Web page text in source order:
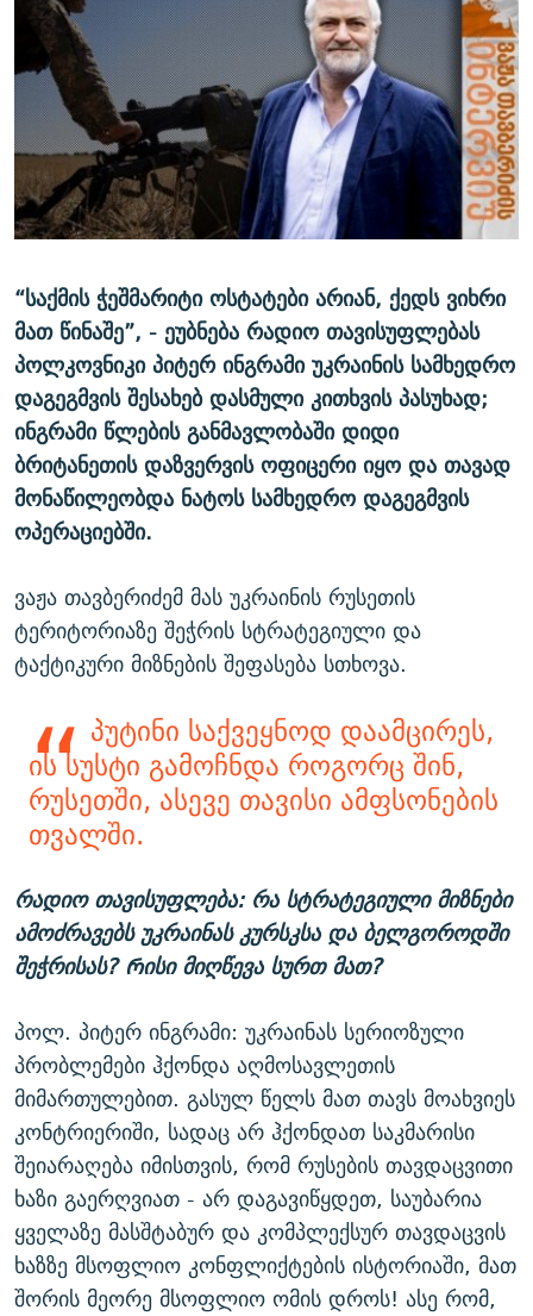
ᲛᲝᲚᲐᲞᲐᲠᲐᲙᲔ ᲢᲔᲥᲡᲢᲔᲑᲘ
ᲨᲘᲜ - ᲣᲪᲮᲝᲔᲗᲨᲘ
ᲚᲘᲢᲔᲠᲐᲢᲣᲠᲣᲚᲘ ᲬᲐᲮᲜᲐᲒᲔᲑᲘ
ᲐᲛᲔᲠᲘᲙᲣᲚᲘ ᲛᲝᲗᲮᲠᲝᲑᲐ
ᲘᲛᲞᲔᲠᲘᲐ ᲓᲐ ᲠᲐᲓᲘᲝ
ᲩᲔᲛᲘ ᲡᲘᲙᲕᲓᲘᲚᲘᲡ ᲛᲘᲖᲔᲖᲘᲐ COVID-19
11 ᲬᲔᲚᲘ - 11 ᲐᲛᲑᲐᲕᲘ
ᲡᲐᲞᲐᲠᲚᲐᲛᲔᲜᲢᲝ ᲐᲠᲩᲔᲕᲜᲔᲑᲘᲡ ᲘᲡᲢᲝᲠᲘᲐ
ᲑᲐᲕᲨᲕᲔᲑᲘ ᲞᲠᲝᲡᲢᲘᲢᲣᲪᲘᲐᲨᲘ - ᲐᲛᲝᲣᲗᲥᲛᲔᲚᲘ ᲐᲛᲑᲐᲕᲘ
5 ᲐᲛᲑᲐᲕᲘ - 20 ᲘᲕᲜᲘᲡᲡ ᲓᲐᲨᲐᲕᲔᲑᲣᲚᲔᲑᲘ
ᲐᲒᲕᲘᲡᲢᲝᲡ ᲝᲛᲘ
ПРИВЕТ ᲙᲣᲚᲢᲣᲠᲐ
ᲒᲐᲛᲝᲘᲬᲔᲠᲔ
რთე/რთ-ის ყველა საიტი
“საქმის ჭეშმარიტი ოსტატები არიან, ქედს ვიხრი
მათ წინაშე”, - ეუბნება რადიო თავისუფლებას
პოლკოვნიკი პიტერ ინგრამი უკრაინის სამხედრო
დაგეგმვის შესახებ დასმული კითხვის პასუხად;
ინგრამი წლების განმავლობაში დიდი
ბრიტანეთის დაზვერვის ოფიცერი იყო და თავად
მონაწილეობდა ნატოს სამხედრო დაგეგმვის
ოპერაციებში.
ვაჟა თავბერიძემ მას უკრაინის რუსეთის
ტერიტორიაზე შეჭრის სტრატეგიული და
ტაქტიკური მიზნების შეფასება სთხოვა.
პუტინი საქვეყნოდ დაამცირეს,
ის სუსტი გამოჩნდა როგორც შინ,
რუსეთში, ასევე თავისი ამფსონების
თვალში.
რადიო თავისუფლება: რა სტრატეგიული მიზნები
ამოძრავებს უკრაინას კურსკსა და ბელგოროდში
შეჭრისას? Რისი მიღწევა სურთ მათ?
პოლ. პიტერ ინგრამი: უკრაინას სერიოზული
პრობლემები ჰქონდა აღმოსავლეთის
მიმართულებით. გასულ წელს მათ თავს მოახვიეს
კონტრიერიში, სადაც არ ჰქონდათ საკმარისი
შეიარაღება იმისთვის, რომ რუსების თავდაცვითი
ხაზი გაერღვიათ - არ დაგავიწყდეთ, საუბარია
ყველაზე მასშტაბურ და კომპლექსურ თავდაცვის
ხაზზე მსოფლიო კონფლიქტების ისტორიაში, მათ
შორის მეორე მსოფლიო ომის დროს! ასე რომ,